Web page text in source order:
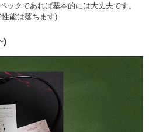
ックであれば基本的には大丈夫です。
能は落ちます)